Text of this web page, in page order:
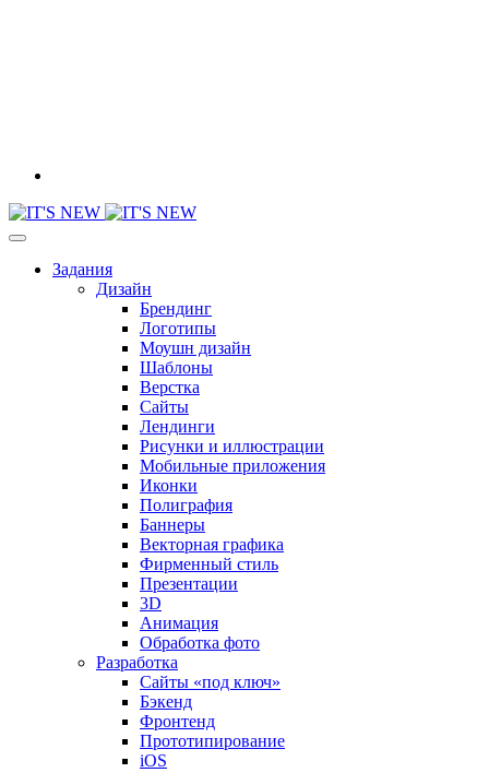
Задания
Дизайн
Брендинг
Логотипы
Моушн дизайн
Шаблоны
Верстка
Сайты
Лендинги
Рисунки и иллюстрации
Мобильные приложения
Иконки
Полиграфия
Баннеры
Векторная графика
Фирменный стиль
Презентации
3D
Анимация
Обработка фото
Разработка
Сайты «под ключ»
Бэкенд
Фронтенд
Прототипирование
iOS